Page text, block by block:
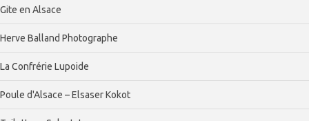
Gite en Alsace
Herve Balland Photographe
La Confrérie Lupoide
Poule d'Alsace – Elsaser Kokot